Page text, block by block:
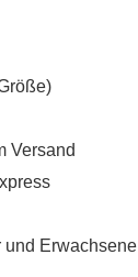
Versand
und Erwachsene